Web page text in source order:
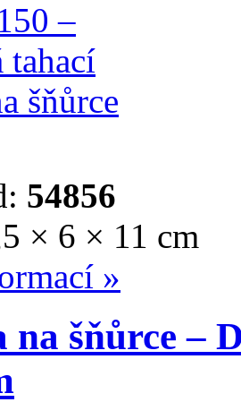
54856
× 6 × 11 cm
»
na šňůrce –